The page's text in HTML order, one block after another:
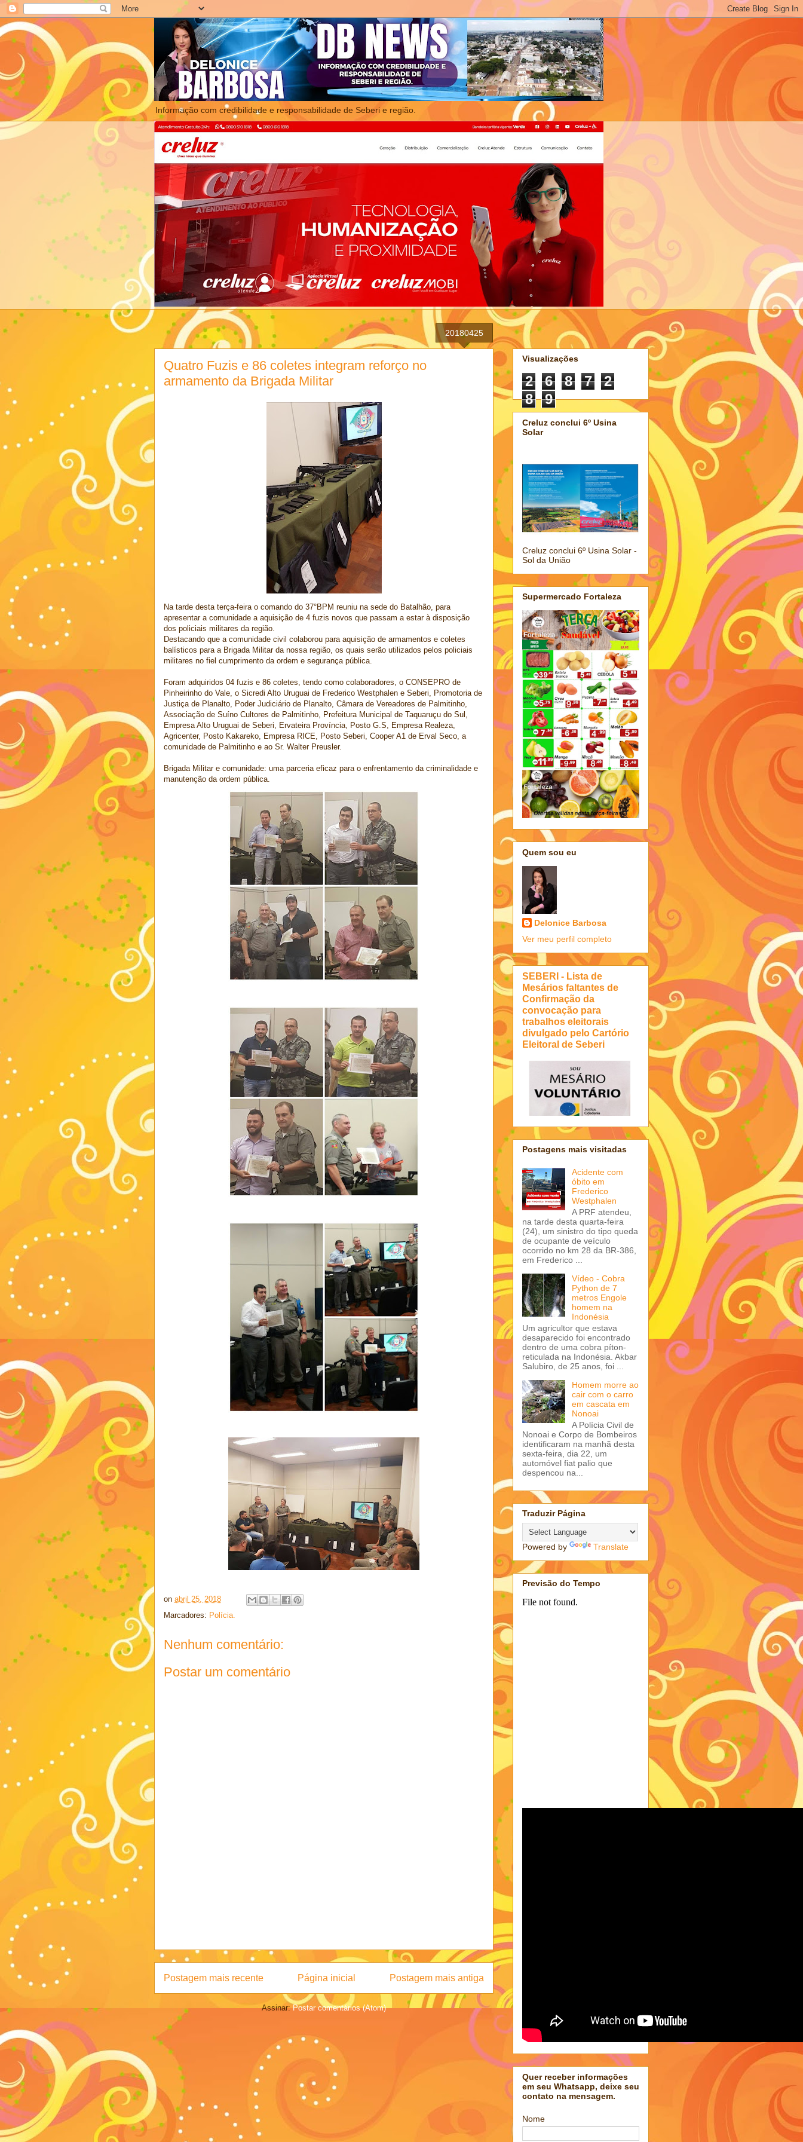
Informação com credibilidade e responsabilidade de Seberi e região.
20180425
Quatro Fuzis e 86 coletes integram reforço no
armamento da Brigada Militar
Na tarde desta terça-feira o comando do 37°BPM reuniu na sede do Batalhão, para
apresentar a comunidade a aquisição de 4 fuzis novos que passam a estar à disposição
dos policiais militares da região.
Destacando que a comunidade civil colaborou para aquisição de armamentos e coletes
balísticos para a Brigada Militar da nossa região, os quais serão utilizados pelos policiais
militares no fiel cumprimento da ordem e segurança pública.
Foram adquiridos 04 fuzis e 86 coletes, tendo como colaboradores, o CONSEPRO de
Pinheirinho do Vale, o Sicredi Alto Uruguai de Frederico Westphalen e Seberi, Promotoria de
Justiça de Planalto, Poder Judiciário de Planalto, Câmara de Vereadores de Palmitinho,
Associação de Suíno Cultores de Palmitinho, Prefeitura Municipal de Taquaruçu do Sul,
Empresa Alto Uruguai de Seberi, Ervateira Província, Posto G.S, Empresa Realeza,
Agricenter, Posto Kakareko, Empresa RICE, Posto Seberi, Cooper A1 de Erval Seco, a
comunidade de Palmitinho e ao Sr. Walter Preusler.
Brigada Militar e comunidade: uma parceria eficaz para o enfrentamento da criminalidade e
manutenção da ordem pública.
on abril 25, 2018
Marcadores: Polícia.
Nenhum comentário:
Postar um comentário
Postagem mais recente Postagem mais antiga
Página inicial
Assinar:Postar comentários (Atom)
Visualizações
2 6 8 7
2
8
9
Creluz conclui 6º Usina
Solar
Creluz conclui 6º Usina Solar -
Sol da União
Supermercado Fortaleza
Quem sou eu
Delonice Barbosa
Ver meu perfil completo
SEBERI - Lista de
Mesários faltantes de
Confirmação da
convocação para
trabalhos eleitorais
divulgado pelo Cartório
Eleitoral de Seberi
Postagens mais visitadas
Acidente com
óbito em
Frederico
Westphalen
A PRF atendeu,
na tarde desta quarta-feira
(24), um sinistro do tipo queda
de ocupante de veículo
ocorrido no km 28 da BR-386,
em Frederico ...
Vídeo - Cobra
Python de 7
metros Engole
homem na
Indonésia
Um agricultor que estava
desaparecido foi encontrado
dentro de uma cobra píton-
reticulada na Indonésia. Akbar
Salubiro, de 25 anos, foi ...
Homem morre ao
cair com o carro
em cascata em
Nonoai
A Polícia Civil de
Nonoai e Corpo de Bombeiros
identificaram na manhã desta
sexta-feira, dia 22, um
automóvel fiat palio que
despencou na...
Traduzir Página
Powered by Translate
Previsão do Tempo
Quer receber informações
em seu Whatsapp, deixe seu
contato na mensagem.
Nome